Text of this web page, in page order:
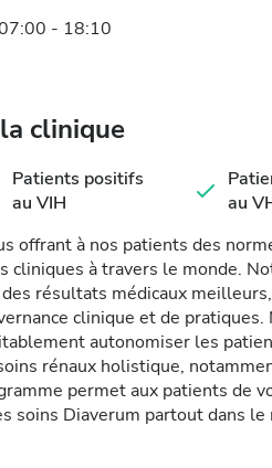
- 18:10
clinique
Patients positifs
au VIH
au
offrant à nos patients des
cliniques à travers le monde.
résultats médicaux
clinique et de
autonomiser les
rénaux holistique,
permet aux patients de
soins Diaverum partout dans